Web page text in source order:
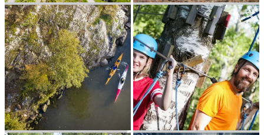
AKTIVT UTE­LIV
BJÖRNÖGÅRDEN
AKTIVT UTE­LIV –
MOUNTAINBIKE